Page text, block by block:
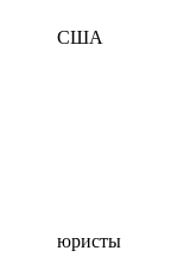
США
юристы